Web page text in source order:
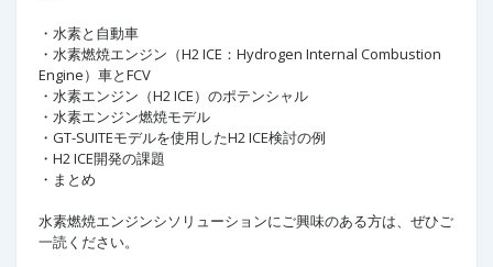
・水素と自動車
・水素燃焼エンジン（H2 ICE：Hydrogen Internal Combustion
Engine）車とFCV
・水素エンジン（H2 ICE）のポテンシャル
・水素エンジン燃焼モデル
・GT-SUITEモデルを使用したH2 ICE検討の例
・H2 ICE開発の課題
・まとめ
水素燃焼エンジンシソリューションにご興味のある方は、ぜひご
一読ください。 ​